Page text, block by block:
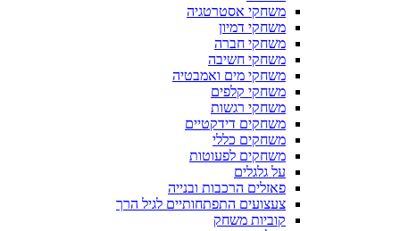
משחקי אסטרטגיה
משחקי דמיון
משחקי חברה
משחקי חשיבה
משחקי מים ואמבטיה
משחקי קלפים
משחקי רגשות
משחקים דידקטיים
משחקים כללי
משחקים לפעוטות
על גלגלים
פאזלים הרכבות ובנייה
צעצועים התפתחותיים לגיל הרך
קוביות משחק